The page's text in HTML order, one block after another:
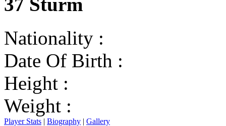
37 Sturm
Nationality :
Date Of Birth :
Height :
Weight :
Player Stats | Biography | Gallery